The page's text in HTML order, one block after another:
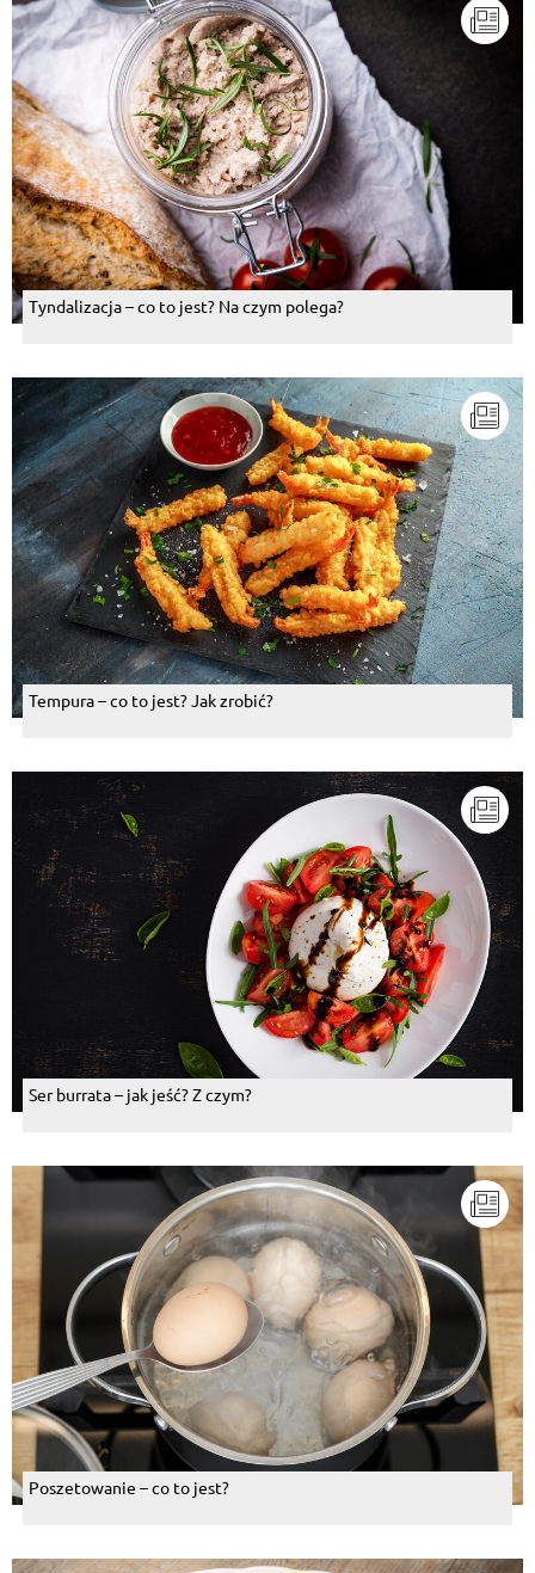
Tyndalizacja – co to jest? Na czym polega?
Tempura – co to jest? Jak zrobić?
Ser burrata – jak jeść? Z czym?
Poszetowanie – co to jest?